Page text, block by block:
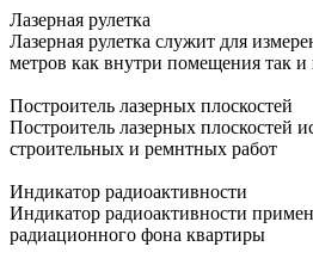
Лазерная рулетка
Лазерная рулетка служит для
метров как внутри помещения так и
Построитель лазерных плоскостей
Построитель лазерных плоскостей
строительных и ремнтных работ
Индикатор радиоактивности
Индикатор радиоактивности
радиационного фона квартиры